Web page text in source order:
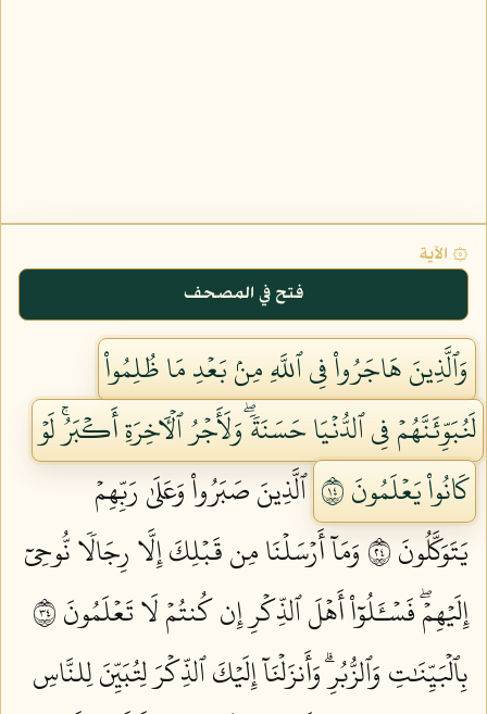
۞ الآية
فتح في المصحف
وَٱلَّذِينَ هَاجَرُواْ فِي ٱللَّهِ مِنۢ بَعۡدِ مَا ظُلِمُواْ
لَنُبَوِّئَنَّهُمۡ فِي ٱلدُّنۡيَا حَسَنَةٗۖ وَلَأَجۡرُ ٱلۡأٓخِرَةِ أَكۡبَرُۚ لَوۡ
كَانُواْ يَعۡلَمُونَ ٤١
ٱلَّذِينَ صَبَرُواْ وَعَلَىٰ رَبِّهِمۡ
يَتَوَكَّلُونَ ٤٢
وَمَآ أَرۡسَلۡنَا مِن قَبۡلِكَ إِلَّا رِجَالٗا نُّوحِيٓ
إِلَيۡهِمۡۖ فَسۡـَٔلُوٓاْ أَهۡلَ ٱلذِّكۡرِ إِن كُنتُمۡ لَا تَعۡلَمُونَ ٤٣
بِٱلۡبَيِّنَٰتِ وَٱلزُّبُرِۗ وَأَنزَلۡنَآ إِلَيۡكَ ٱلذِّكۡرَ لِتُبَيِّنَ لِلنَّاسِ